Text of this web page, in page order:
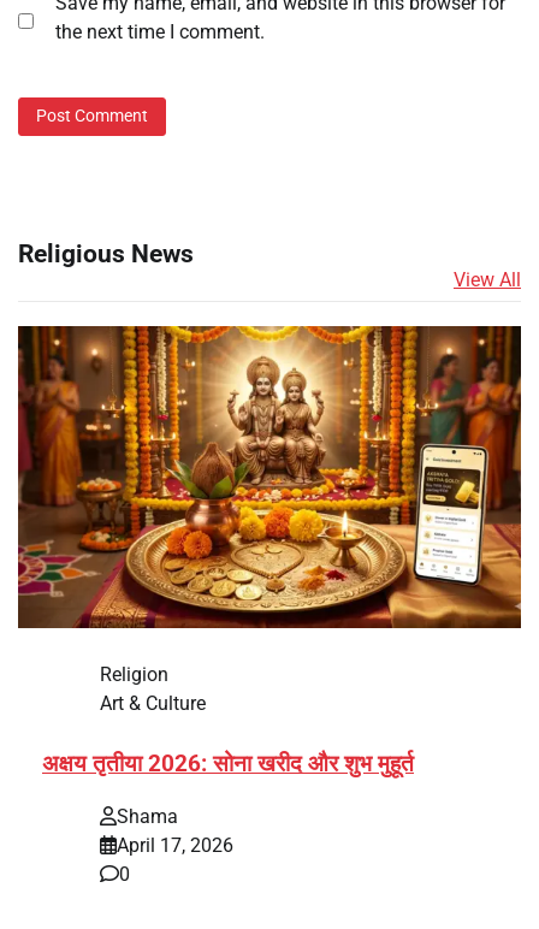
the next time I comment.
Religious News
View All
Religion
Art & Culture
अक्षय तृतीया 2026: सोना खरीद और शुभ मुहूर्त
Shama
April 17, 2026
0